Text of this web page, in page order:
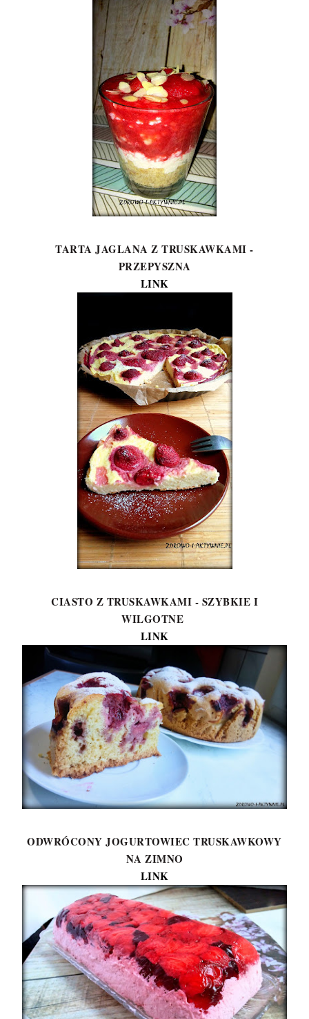
TARTA JAGLANA Z TRUSKAWKAMI -
PRZEPYSZNA
LINK
CIASTO Z TRUSKAWKAMI - SZYBKIE I
WILGOTNE
LINK
ODWRÓCONY JOGURTOWIEC TRUSKAWKOWY
NA ZIMNO
LINK